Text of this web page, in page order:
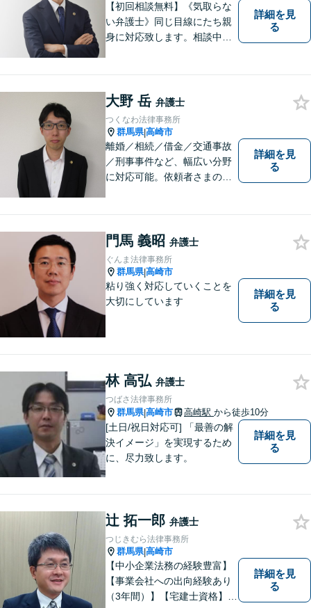
【初回相談無料】《気取らな
い弁護士》同じ目線にたち親
身に対応致します。相談中も
い合わせください。
詳細を見
る
大野 岳 弁護士
つくなわ法律事務所
群馬県|高崎市
離婚／相続／借金／交通事故
／刑事事件など、幅広い分野
に対応可能。依頼者さまの状
ご相談ください。【完全個
室】【専用駐車場あり】
詳細を見
る
門馬 義昭 弁護士
ぐんま法律事務所
群馬県|高崎市
粘り強く対応していくことを
大切にしています
詳細を見
る
林 高弘 弁護士
つばさ法律事務所
群馬県|高崎市 高崎駅 から徒歩10分
[土日/祝日対応可] 「最善の解
決イメージ」を実現するため
に、尽力致します。
詳細を見
る
辻 拓一郎 弁護士
つじきむら法律事務所
群馬県|高崎市
【中小企業法務の経験豊富】
【事業会社への出向経験あり
（3年間）】【宅建士資格】信
詳細を見
る